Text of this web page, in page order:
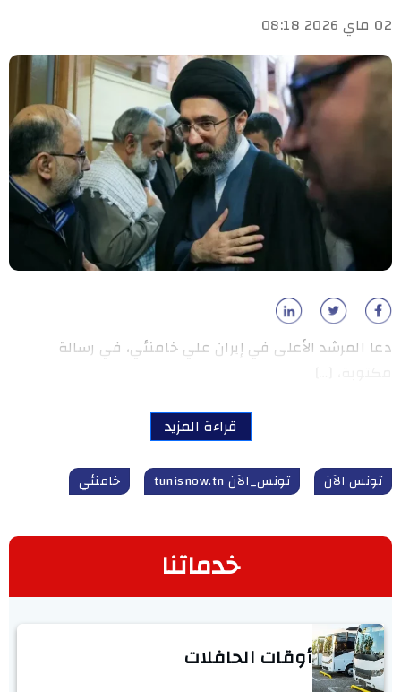
02 ماي 2026 08:18
دعا المرشد الأعلى في إيران علي خامنئي، في رسالة
قراءة المزيد
تونس الآن تونس_الآن tunisnow.tn خامنئي
خدماتنا
أوقات الحافلات